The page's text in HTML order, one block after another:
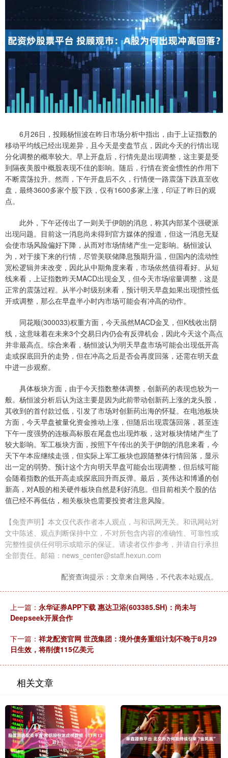
6月26日，投顾杨恒波在昨日市场分析中指出，由于上证指数的
移动平均线已经出现差异，且今天是变盘节点，因此今天的行情出现
分化调整的概率较大。早上开盘后，行情先是出现调整，这主要是受
到隔夜美股中概股表现不佳的影响。随后，行情在资金惯性的作用下
不断震荡拉升。然而，下午开盘后不久，行情便一路震荡下跌直至收
盘，最终3600多家个股下跌，仅有1600多家上涨，印证了昨日的观
点。
此外，下午还传出了一则关于伊朗的消息，称其内部某个强硬派
出现问题。目前这一消息尚未得到官方媒体的报道，但这一消息无疑
会使市场风险偏好下降，从而对市场情绪产生一定影响。杨恒波认
为，对于接下来的行情，尽管美联储降息预期升温，但国内的流动性
宽松逻辑并未改变，因此从中期角度来看，市场依然值得看好。从短
线来看，上证指数昨天MACD出现金叉，但今天市场缩量调整，这是
正常的震荡过程。从半小时级别来看，预计明天早盘如果出现惯性低
开或调整，那么在早盘半小时内市场可能会有冲高的动作。
同花顺(300033)权重方面，今天虽然MACD金叉，但K线收出阴
线，这意味着在未来3个交易日内仍会有反弹机会，因此今天这个高点
并非最高点。综合来看，杨恒波认为明天早盘市场可能会出现低开高
走或探底回升的走势，但在冲高之后是否会再度回落，还需在明天盘
中进一步观察。
具体板块方面，由于今天指数整体调整，创新药的表现也较为一
般。杨恒波分析后认为这主要是因为此前带动创新药上涨的龙头股，
其收到的首付款过低，引发了市场对创新药出海的怀疑。在电池板块
方面，今天早盘被量化资金推动上涨，但随后出现震荡回落，甚至连
下午一度强势的连板高标股在尾盘也出现炸板，这对板块情绪产生了
较大影响。军工板块方面，按照下午传出的关于伊朗的消息来看，今
天下午本应继续走强，但实际上军工板块也跟随整体行情回落，显示
出一定的弱势。预计这个方向明天早盘可能会出现调整，但后续可能
会随着指数的低开高走或探底回升而反弹。最后，英伟达和博通的创
新高，对A股的相关硬件板块自然是利好消息。但目前相关个股的估
值已经不再低估，相关板块也需要投资者注意风险。
【免责声明】本文仅代表作者本人观点，与和讯网无关。和讯网站对
文中陈述、观点判断保持中立，不对所包含内容的准确性、可靠性或
完整性提供任何明示或暗示的保证。请读者仅作参考，并请自行承担
全部责任。邮箱：news_center@staff.hexun.com
配资查询提示：文章来自网络，不代表本站观点。
上一篇： 永华证券APP下载 惠达卫浴(603385.SH)：尚未与
Deepseek开展合作
下一篇： 祥龙配资官网 世茂集团：境外债务重组计划不晚于8月29
日生效，将削债115亿美元
相关文章